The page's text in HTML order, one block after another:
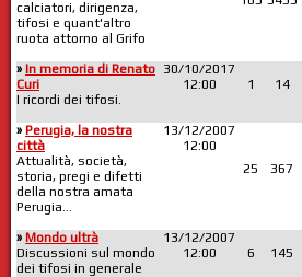
calciatori, dirigenza,
tifosi e quant'altro
ruota attorno al Grifo
» In memoria di Renato
Curi
I ricordi dei tifosi.
30/10/2017
12:00
1 14
» Perugia, la nostra
città
Attualità, società,
storia, pregi e difetti
della nostra amata
Perugia...
13/12/2007
12:00
25
367
» Mondo ultrà
Discussioni sul mondo
dei tifosi in generale
13/12/2007
12:00
6 145